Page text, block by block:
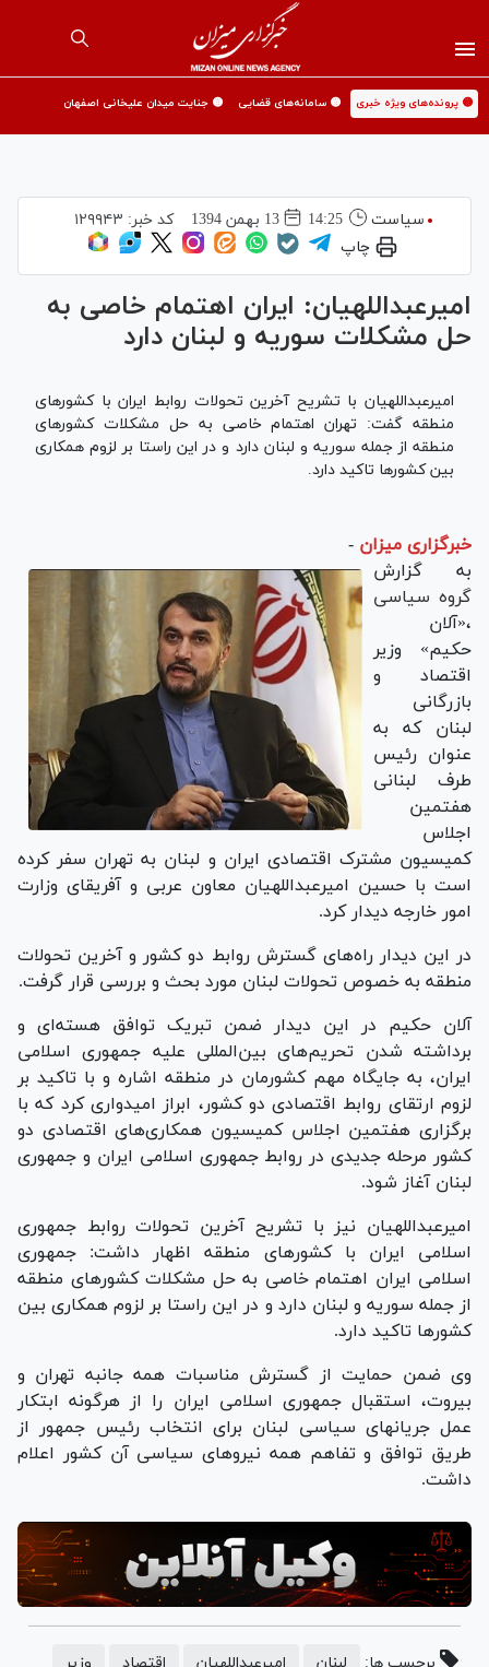
🟡 پرونده‌های ویژه خبری 🟡 سامانه‌های قضایی 🟡 جنایت میدان علیخانی اصفهان
سیاست 14:25 13 بهمن 1394 کد خبر: ۱۲۹۹۴۳
چاپ
امیرعبداللهیان: ایران اهتمام خاصی به
حل مشکلات سوریه و لبنان دارد
امیرعبداللهیان با تشریح آخرین تحولات روابط ایران با کشورهای
منطقه گفت: تهران اهتمام خاصی به حل مشکلات کشورهای
منطقه از جمله سوریه و لبنان دارد و در این راستا بر لزوم همکاری
بین کشورها تاکید دارد.
خبرگزاری میزان -
به گزارش
گروه سیاسی
،«آلان
حکیم» وزیر
اقتصاد و
بازرگانی
لبنان که به
عنوان رئیس
طرف لبنانی
هفتمین
اجلاس
کمیسیون مشترک اقتصادی ایران و لبنان به تهران سفر کرده
است با حسین امیرعبداللهیان معاون عربی و آفریقای وزارت
امور خارجه دیدار کرد.
در این دیدار راه‌های گسترش روابط دو کشور و آخرین تحولات
منطقه به خصوص تحولات لبنان مورد بحث و بررسی قرار گرفت.
آلان حکیم در این دیدار ضمن تبریک توافق هسته‌ای و
برداشته شدن تحریم‌های بین‌المللی علیه جمهوری اسلامی
ایران، به جایگاه مهم کشورمان در منطقه اشاره و با تاکید بر
لزوم ارتقای روابط اقتصادی دو کشور، ابراز امیدواری کرد که با
برگزاری هفتمین اجلاس کمیسیون همکاری‌های اقتصادی دو
کشور مرحله جدیدی در روابط جمهوری اسلامی ایران و جمهوری
لبنان آغاز شود.
امیرعبداللهیان نیز با تشریح آخرین تحولات روابط جمهوری
اسلامی ایران با کشورهای منطقه اظهار داشت: جمهوری
اسلامی ایران اهتمام خاصی به حل مشکلات کشورهای منطقه
از جمله سوریه و لبنان دارد و در این راستا بر لزوم همکاری بین
کشورها تاکید دارد.
وی ضمن حمایت از گسترش مناسبات همه جانبه تهران و
بیروت، استقبال جمهوری اسلامی ایران را از هرگونه ابتکار
عمل جریانهای سیاسی لبنان برای انتخاب رئیس جمهور از
طریق توافق و تفاهم همه نیروهای سیاسی آن کشور اعلام
داشت.
برچسب ها: لبنان امیرعبداللهیان اقتصاد وزیر